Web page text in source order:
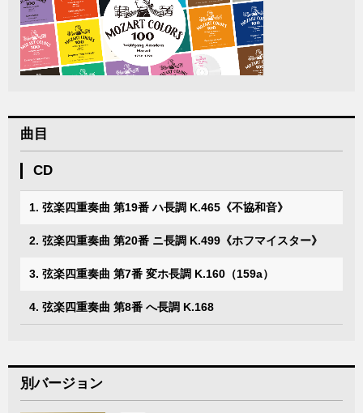
曲目
CD
1. 弦楽四重奏曲 第19番 ハ長調 K.465《不協和音》
2. 弦楽四重奏曲 第20番 ニ長調 K.499《ホフマイスター》
3. 弦楽四重奏曲 第7番 変ホ長調 K.160（159a）
4. 弦楽四重奏曲 第8番 へ長調 K.168
別バージョン